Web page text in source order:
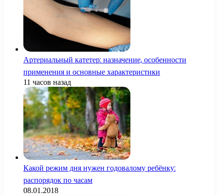
Артериальный катетер: назначение, особенности
применения и основные характеристики
11 часов назад
Какой режим дня нужен годовалому ребёнку:
распорядок по часам
08.01.2018